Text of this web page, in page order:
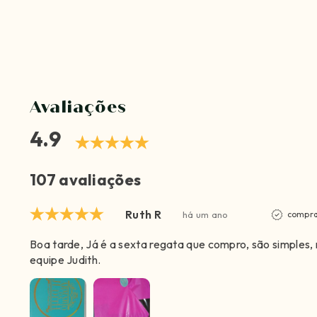
Avaliações
4.9
107 avaliações
Ruth R há um ano
Boa tarde, Já é a sexta regata que compro, são
equipe Judith.